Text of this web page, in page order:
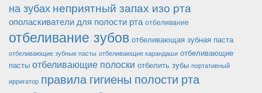
на зубахнеприятный запах изо рта
ополаскиватели для полости рта отбеливание
отбеливание зубов отбеливающая зубная паста
отбеливающие зубные пасты отбеливающие карандаши отбеливающие
пасты отбеливающие полоски отбелить зубы портативный
ирригатор правила гигиены полости рта